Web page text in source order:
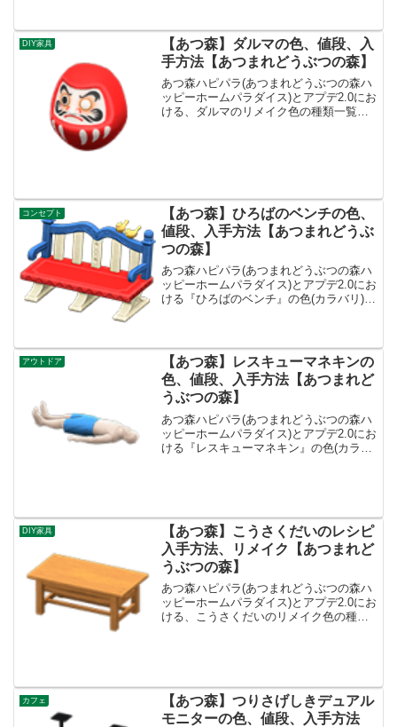
DIY家具
【あつ森】ダルマの色、値段、入
手方法【あつまれどうぶつの森】
あつ森ハピパラ(あつまれどうぶつの森ハ
ッピーホームパラダイス)とアプデ2.0にお
ける、ダルマのリメイク色の種類一覧と
コンセプト
【あつ森】ひろばのベンチの色、
値段、入手方法【あつまれどうぶ
つの森】
あつ森ハピパラ(あつまれどうぶつの森ハ
ッピーホームパラダイス)とアプデ2.0にお
ける『ひろばのベンチ』の色(カラバリ)と
段、基本情報...
アウトドア
【あつ森】レスキューマネキンの
色、値段、入手方法【あつまれど
うぶつの森】
あつ森ハピパラ(あつまれどうぶつの森ハ
ッピーホームパラダイス)とアプデ2.0にお
ける『レスキューマネキン』の色(カラバ
DIY家具
【あつ森】こうさくだいのレシピ
入手方法、リメイク【あつまれど
うぶつの森】
あつ森ハピパラ(あつまれどうぶつの森ハ
ッピーホームパラダイス)とアプデ2.0にお
ける、こうさくだいのリメイク色の種類
カフェ
【あつ森】つりさげしきデュアル
モニターの色、値段、入手方法